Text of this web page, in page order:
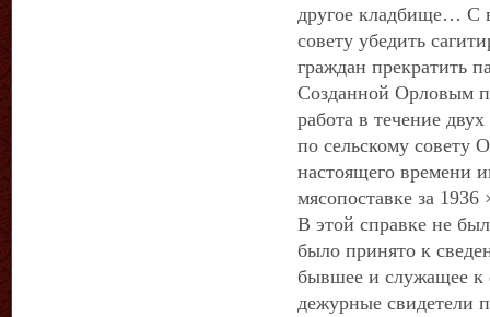
другое кладбище… С
совету убедить
граждан прекратить
Созданной Орловым
работа в течение
по сельскому совету
настоящего времени
мясопоставке за 1936
В этой справке не
было принято к
бывшее и служащее к
дежурные свидетели